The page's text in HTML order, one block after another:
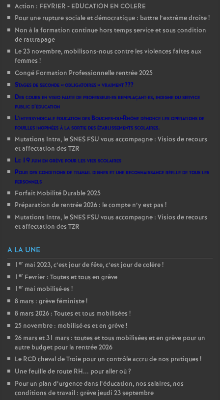
Action : FEVRIER - EDUCATION EN COLERE
Pour une rupture sociale et démocratique : battre l’extrême droite!
Non à la formation continue hors temps service et sous condition
de rattrapage
Le 23 novembre, mobilisons-nous contre les violences faites aux
femmes !
Congé Formation Professionnelle rentrée 2025
Stages de seconde «obligatoires» vraiment???
Des cours en visio faute de professeur·es remplaçant·es, indigne du service
public d’éducation
L’intersyndicale éducation des Bouches-du-Rhône dénonce les opérations de
fouilles inopinées à la sortie des établissements scolaires.
Mutations Intra, le SNES FSU vous accompagne : Visios de recours
et affectation des TZR
Le 19 juin en grève pour les vies scolaires
Pour des conditions de travail dignes et une reconnaissance réelle de tous les
personnels
Forfait Mobilité Durable 2025
Préparation de rentrée 2026 : le compte n’y est pas !
Mutations Intra, le SNES FSU vous accompagne : Visios de recours
et affectation des TZR
A LA UNE
1 er mai 2023, c’est jour de fête, c’est jour de colère!
1 er Fevrier : Toutes et tous en grève
1 er mai mobilisé·es !
8 mars : grève féministe!
8 mars 2026 : Toutes et tous mobilisées !
25 novembre : mobilisé·es et en grève!
26 mars et 31 mars : toutes et tous mobilisées et en grève pour un
autre budget pour la rentrée 2026
Le RCD cheval de Troie pour un contrôle accru de nos pratiques !
Une feuille de route RH... pour aller où?
Pour un plan d’urgence dans l’éducation, nos salaires, nos
conditions de travail : grève jeudi 23 septembre